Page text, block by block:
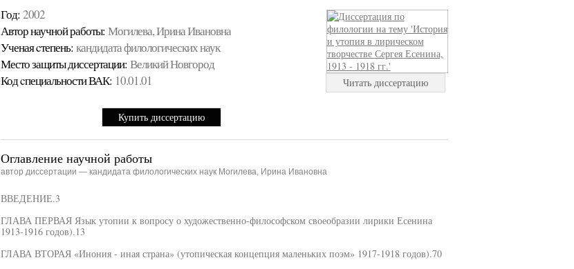
Год: 2002
Автор научной работы: Могилева, Ирина Ивановна
Ученая cтепень: кандидата филологических наук
Место защиты диссертации: Великий Новгород
Код cпециальности ВАК: 10.01.01
Купить диссертацию
Читать диссертацию
Оглавление научной работы
автор диссертации — кандидата филологических наук Могилева, Ирина Ивановна
ВВЕДЕНИЕ.3
ГЛАВА ПЕРВАЯ Язык утопии к вопросу о художественно-философском своеобразии лирики Есенина
1913-1916 годов).13
ГЛАВА ВТОРАЯ «Инония - иная страна» (утопическая концепция маленьких поэм» 1917-1918 годов).70